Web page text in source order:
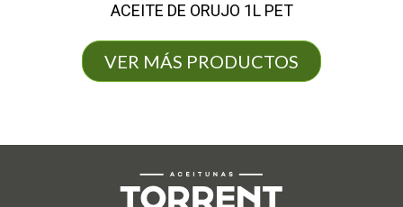
ACEITE DE ORUJO 1L PET
VER MÁS PRODUCTOS